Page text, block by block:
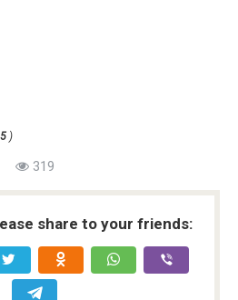
5 )
319
share to your friends: